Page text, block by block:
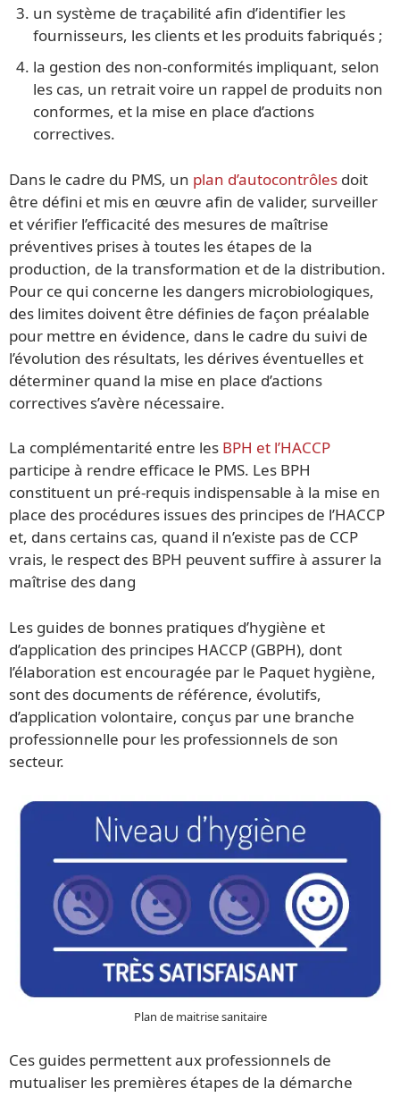
un système de traçabilité afin d’identifier les
fournisseurs, les clients et les produits fabriqués ;
la gestion des non-conformités impliquant, selon
les cas, un retrait voire un rappel de produits non
conformes, et la mise en place d’actions
correctives.
Dans le cadre du PMS, un plan d’autocontrôles doit
être défini et mis en œuvre afin de valider, surveiller
et vérifier l’efficacité des mesures de maîtrise
préventives prises à toutes les étapes de la
production, de la transformation et de la distribution.
Pour ce qui concerne les dangers microbiologiques,
des limites doivent être définies de façon préalable
pour mettre en évidence, dans le cadre du suivi de
l’évolution des résultats, les dérives éventuelles et
déterminer quand la mise en place d’actions
correctives s’avère nécessaire.
La complémentarité entre les BPH et l’HACCP
participe à rendre efficace le PMS. Les BPH
constituent un pré-requis indispensable à la mise en
place des procédures issues des principes de l’HACCP
et, dans certains cas, quand il n’existe pas de CCP
vrais, le respect des BPH peuvent suffire à assurer la
maîtrise des dang
Les guides de bonnes pratiques d’hygiène et
d’application des principes HACCP (GBPH), dont
l’élaboration est encouragée par le Paquet hygiène,
sont des documents de référence, évolutifs,
d’application volontaire, conçus par une branche
professionnelle pour les professionnels de son
secteur.
Plan de maitrise sanitaire
Ces guides permettent aux professionnels de
mutualiser les premières étapes de la démarche